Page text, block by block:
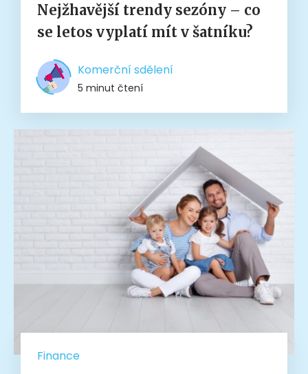
Nejžhavější trendy sezóny – co
se letos vyplatí mít v šatníku?
Komerční sdělení
5 minut čtení
Finance